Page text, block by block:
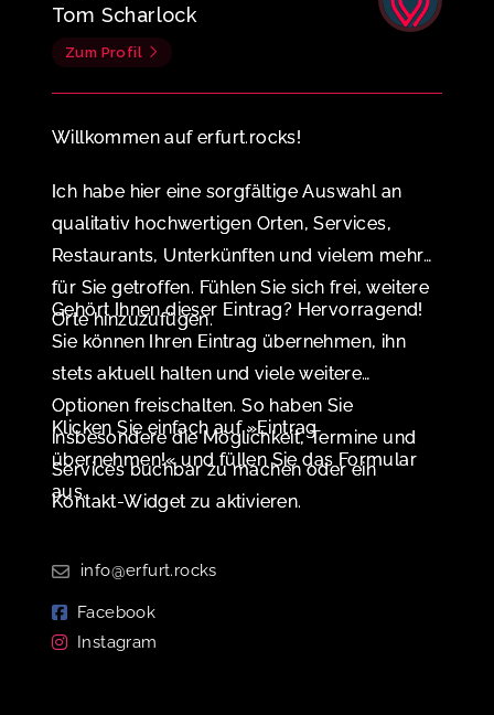
Tom Scharlock
Zum Profil
Willkommen auf erfurt.rocks!
Ich habe hier eine sorgfältige Auswahl an
qualitativ hochwertigen Orten, Services,
Restaurants, Unterkünften und vielem mehr
für Sie getroffen. Fühlen Sie sich frei, weitere
Orte hinzuzufügen.
Gehört Ihnen dieser Eintrag? Hervorragend!
Sie können Ihren Eintrag übernehmen, ihn
stets aktuell halten und viele weitere
Optionen freischalten. So haben Sie
insbesondere die Möglichkeit, Termine und
Services buchbar zu machen oder ein
Kontakt-Widget zu aktivieren.
Klicken Sie einfach auf »Eintrag
übernehmen!« und füllen Sie das Formular
aus.
info@erfurt.rocks
Facebook
Instagram